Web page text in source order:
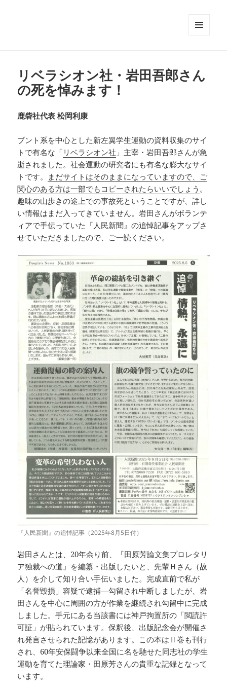
リベラシオン社・岩田吾郎さん
の死を悼みます！
鹿砦社代表 松岡利康
ブント系を中心とした新左翼学生運動の資料収集のサイ
トで有名な「 リベラシオン社 」主宰・岩田吾郎さんが急
逝されました。社会運動の研究者にも有名な膨大なサイ
トです。
まだサイトはそのままになっていますので、ご
関心のある方は一部でもコピーされたらいいでしょう 。
趣味の山歩きの途上での事故死ということですが、詳し
い情報はまだ入ってきていません。岩田さんがボランテ
ィアで手伝っていた『人民新聞』の追悼記事をアップさ
せていただきましたので、ご一読ください。
『人民新聞』の追悼記事（2025年8月5日付）
岩田さんとは、20年余り前、『田原芳論文集プロレタリ
ア独裁への道』を編纂・出版したいと、先輩Ｈさん（故
人）を介して知り合い手伝いました。完成直前で私が
「名誉毀損」容疑で逮捕―勾留され中断しましたが、岩
田さんを中心に周囲の方が作業を継続され勾留中に完成
しました。手元にある当該書には神戸拘置所の「閲読許
可証」が貼られています。保釈後、出版記念会が開催さ
れ発言させられた記憶があります。この本はⅡ巻も刊行
され、60年安保闘争以来全国に名を馳せた同志社の学生
運動を育てた理論家・田原芳さんの貴重な記録となって
います。